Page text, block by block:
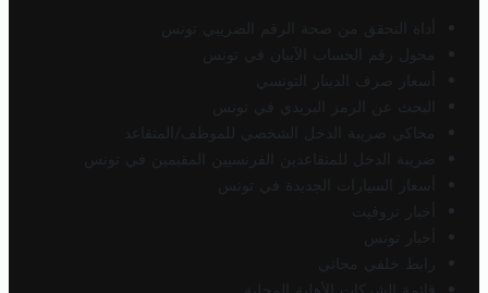
أداة التحقق من صحة الرقم الضريبي تونس
محول رقم الحساب الآيبان في تونس
أسعار صرف الدينار التونسي
البحث عن الرمز البريدي في تونس
محاكي ضريبة الدخل الشخصي للموظف/المتقاعد
ضريبة الدخل للمتقاعدين الفرنسيين المقيمين في تونس
أسعار السيارات الجديدة في تونس
أخبار تروفيت
أخبار تونس
رابط خلفي مجاني